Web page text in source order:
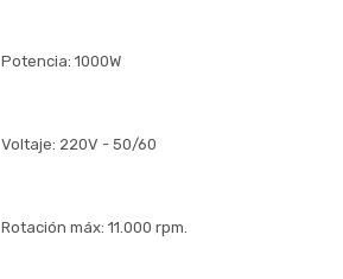
Potencia: 1000W
Voltaje: 220V - 50/60
Rotación máx: 11.000 rpm.